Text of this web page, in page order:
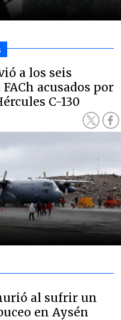
a los seis
acusados por
C-130
al sufrir un
en Aysén